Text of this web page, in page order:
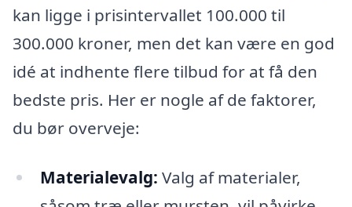
kan ligge i prisintervallet 100.000 til
300.000 kroner, men det kan være en god
idé at indhente flere tilbud for at få den
bedste pris. Her er nogle af de faktorer,
du bør overveje:
Materialevalg: Valg af materialer,